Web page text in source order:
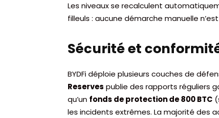
Les niveaux se recalculent
filleuls : aucune démarche manuelle
Sécurité et
BYDFi déploie plusieurs couches de
Reserves publie des rapports réguliers
qu’un fonds de protection de 800 BTC
les incidents extrêmes. La majorité des